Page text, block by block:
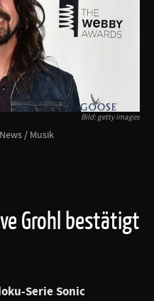
Bild: getty images
News / Musik
Grohl bestätigt
Serie Sonic